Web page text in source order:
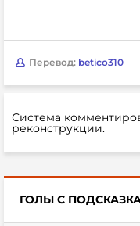
Перевод: betico310
Система
реконструкции.
ГОЛЫ С